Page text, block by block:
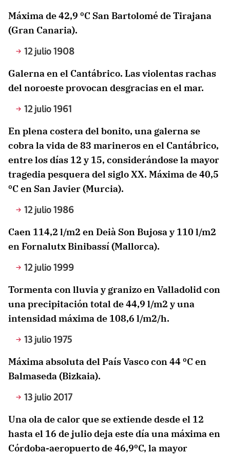
Máxima de 42,9 ºC San Bartolomé de Tirajana
(Gran Canaria).
12 julio 1908
Galerna en el Cantábrico. Las violentas rachas
del noroeste provocan desgracias en el mar.
12 julio 1961
En plena costera del bonito, una galerna se
cobra la vida de 83 marineros en el Cantábrico,
entre los días 12 y 15, considerándose la mayor
tragedia pesquera del siglo XX. Máxima de 40,5
ºC en San Javier (Murcia).
12 julio 1986
Caen 114,2 l/m2 en Deià Son Bujosa y 110 l/m2
en Fornalutx Binibassí (Mallorca).
12 julio 1999
Tormenta con lluvia y granizo en Valladolid con
una precipitación total de 44,9 l/m2 y una
intensidad máxima de 108,6 l/m2/h.
13 julio 1975
Máxima absoluta del País Vasco con 44 ºC en
Balmaseda (Bizkaia).
13 julio 2017
Una ola de calor que se extiende desde el 12
hasta el 16 de julio deja este día una máxima en
Córdoba-aeropuerto de 46,9ºC, la mayor